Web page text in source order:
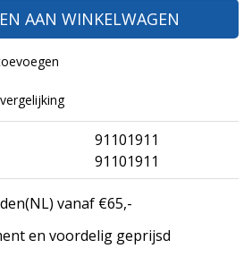
AAN WINKELWAGEN
91101911
91101911
vanaf €65,-
en voordelig geprijsd